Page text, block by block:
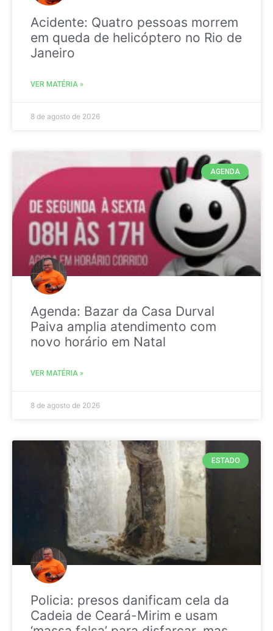
Acidente: Quatro pessoas morrem
em queda de helicóptero no Rio de
Janeiro
VER MATÉRIA »
8 de agosto de 2026
AGENDA
Agenda: Bazar da Casa Durval
Paiva amplia atendimento com
novo horário em Natal
VER MATÉRIA »
8 de agosto de 2026
ESTADO
Policia: presos danificam cela da
Cadeia de Ceará-Mirim e usam